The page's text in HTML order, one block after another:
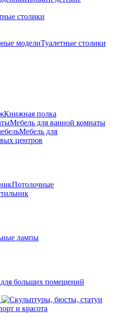
столики
моделиТуалетные столики
Книжная полка
Мебель для ванной комнаты
Мебель для
центров
Потолочные
лампы
больших помещений
и красота